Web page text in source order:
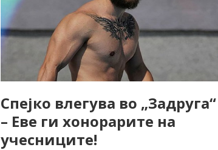
Спејко влегува во „Задруга“
– Еве ги хонорарите на
учесниците!